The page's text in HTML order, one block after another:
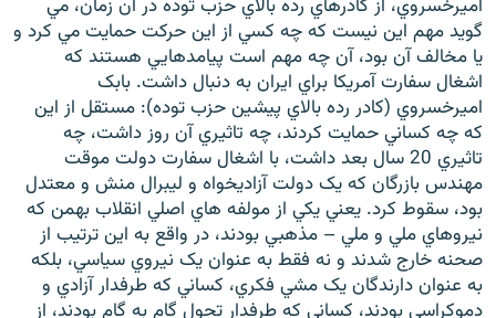
اميرخسروي، از کادرهاي رده بالاي حزب توده در آن زمان، مي
گويد مهم اين نيست که چه کسي از اين حرکت حمايت مي کرد و
يا مخالف آن بود، آن چه مهم است پيامدهايي هستند که
اشغال سفارت آمريکا براي ايران به دنبال داشت. بابک
اميرخسروي (کادر رده بالاي پيشين حزب توده): مستقل از اين
که چه کساني حمايت کردند، چه تاثيري آن روز داشت، چه
تاثيري 20 سال بعد داشت، با اشغال سفارت دولت موقت
مهندس بازرگان که يک دولت آزاديخواه و ليبرال منش و معتدل
بود، سقوط کرد. يعني يکي از مولفه هاي اصلي انقلاب بهمن که
نيروهاي ملي و ملي – مذهبي بودند، در واقع به اين ترتيب از
صحنه خارج شدند و نه فقط به عنوان يک نيروي سياسي، بلکه
به عنوان دارندگان يک مشي فکري، کساني که طرفدار آزادي و
دموکراسي بودند، کساني که طرفدار تحول گام به گام بودند، از